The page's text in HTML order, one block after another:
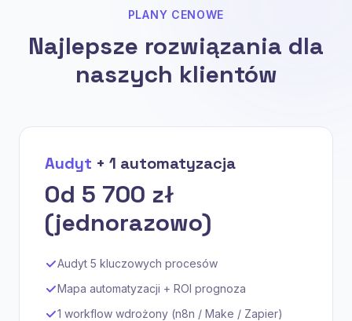
PLANY CENOWE
Najlepsze rozwiązania dla
naszych klientów
Audyt + 1 automatyzacja
Od 5 700 zł
(jednorazowo)
Audyt 5 kluczowych procesów
Mapa automatyzacji + ROI prognoza
1 workflow wdrożony (n8n / Make / Zapier)